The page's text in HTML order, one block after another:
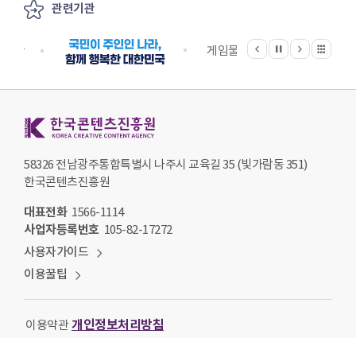
관련기관
게임물관리위원회
이전
정지
다음 관련기관 전체보기
58326 전남광주통합특별시 나주시 교육길 35 (빛가람동 351)
한국콘텐츠진흥원
대표전화 1566-1114
사업자등록번호 105-82-17272
사용자가이드
이용꿀팁
이용약관 개인정보처리방침